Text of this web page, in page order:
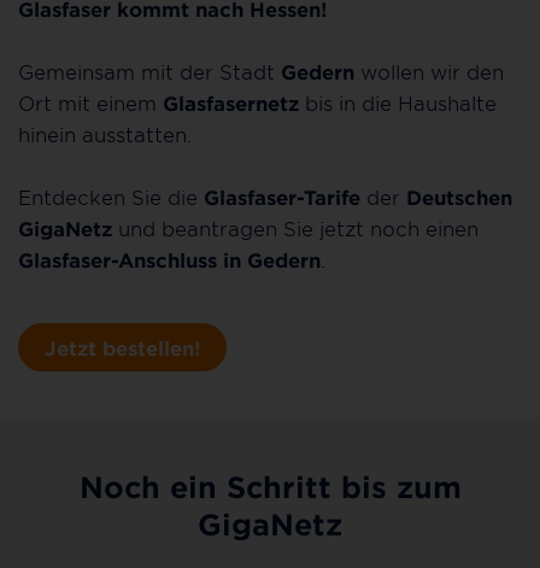
Glasfaser kommt nach Hessen!
Gemeinsam mit der Stadt Gedern wollen wir den
Ort mit einem Glasfasernetz bis in die Haushalte
hinein ausstatten.
Entdecken Sie die Glasfaser-Tarife der Deutschen
GigaNetz und beantragen Sie jetzt noch einen
Glasfaser-Anschluss in Gedern
Jetzt bestellen!
Noch ein Schritt bis zum
GigaNetz